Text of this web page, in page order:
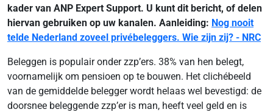
kader van ANP Expert Support. U kunt dit bericht, of delen
hiervan gebruiken op uw kanalen. Aanleiding: Nog nooit
telde Nederland zoveel privébeleggers. Wie zijn zij? - NRC
Beleggen is populair onder zzp’ers. 38% van hen belegt,
voornamelijk om pensioen op te bouwen. Het clichébeeld
van de gemiddelde belegger wordt helaas wel bevestigd: de
doorsnee beleggende zzp’er is man, heeft veel geld en is